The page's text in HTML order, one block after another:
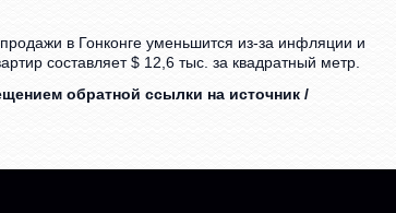
в Гонконге уменьшится из-за инфляции и
составляет $ 12,6 тыс. за квадратный метр.
обратной ссылки на источник /